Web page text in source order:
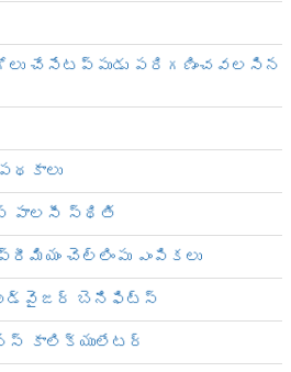
చేసేటప్పుడు పరిగణించవలసిన
పాలసీ స్థితి
చెల్లింపు ఎంపికలు
అడ్వైజర్ బెనిఫిట్స్
కాలిక్యులేటర్